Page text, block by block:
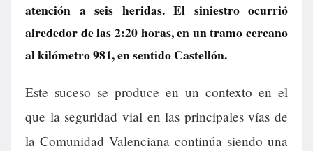
atención a seis heridas. El siniestro ocurrió
alrededor de las 2:20 horas, en un tramo cercano
al kilómetro 981, en sentido Castellón.
Este suceso se produce en un contexto en el
que la seguridad vial en las principales vías de
la Comunidad Valenciana continúa siendo una